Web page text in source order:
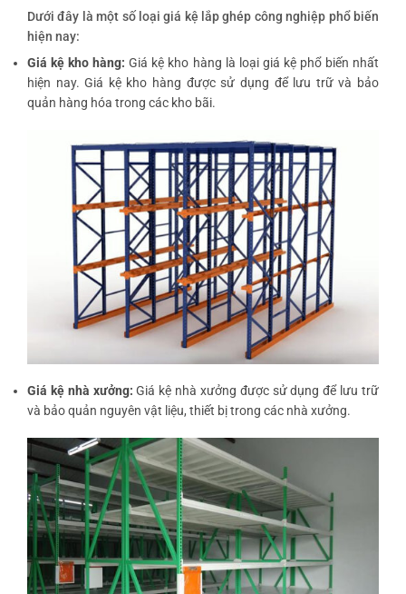
Dưới đây là một số loại giá kệ lắp ghép công nghiệp phổ biến
hiện nay:
Giá kệ kho hàng: Giá kệ kho hàng là loại giá kệ phổ biến nhất
hiện nay. Giá kệ kho hàng được sử dụng để lưu trữ và bảo
quản hàng hóa trong các kho bãi.
Giá kệ nhà xưởng: Giá kệ nhà xưởng được sử dụng để lưu trữ
và bảo quản nguyên vật liệu, thiết bị trong các nhà xưởng.